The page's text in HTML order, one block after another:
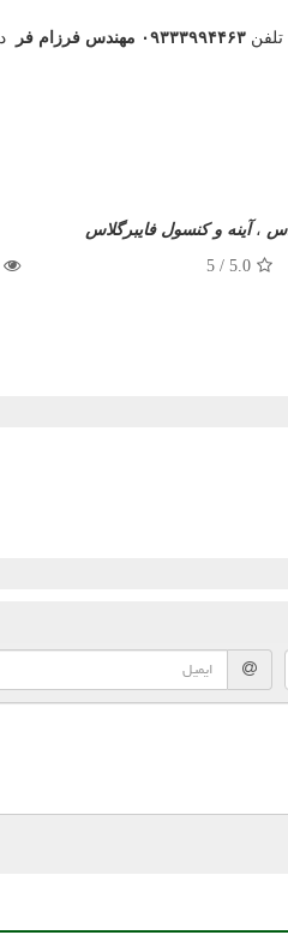
۰۹۳۳۳۹۹۴۴۶۳ مهندس فرزام فر
،آینه و کنسول فایبرگلاس
5.0
/
5